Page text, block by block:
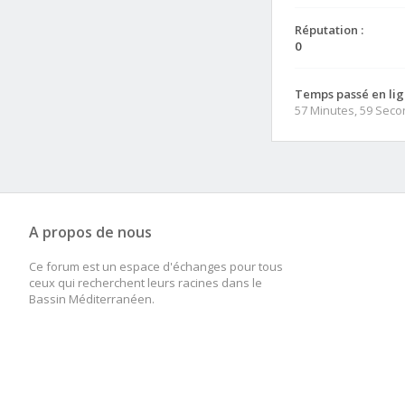
Réputation :
0
Temps passé en
57 Minutes, 59
A propos de nous
Ce forum est un espace d'échanges pour tous
ceux qui recherchent leurs racines dans le
Bassin Méditerranéen.